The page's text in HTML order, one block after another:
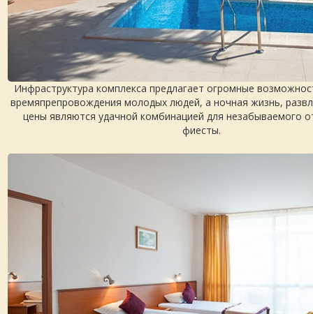
Инфраструктура комплекса предлагает огромные
времяпрепровождения молодых людей, а ночная жизнь,
цены являются удачной комбинацией для незабываемого
фиесты.